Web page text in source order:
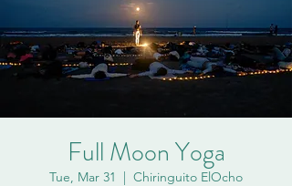
Full Moon Yoga
Tue, Mar 31
  |
Chiringuito ElOcho